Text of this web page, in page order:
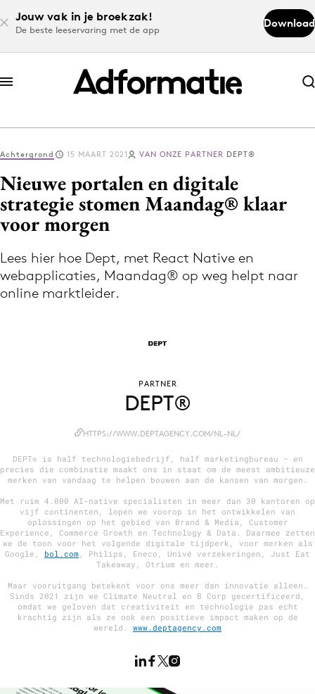
Jouw vak in je broekzak!
De beste leeservaring met de app
Download
Abonneer nu
Abonneer nu
Log in
Volg het laatste nieuws via de Adformatie
Nieuws app
Adverteren
Events
Opleidingen
Vacatures
Academy
Topics
Artificial Intelligence
Carriere
Achtergrond 15 MAART 2021 VAN ONZE PARTNER DEPT®
Nieuwe portalen en digitale
strategie stomen Maandag® klaar
voor morgen
Lees hier hoe Dept, met React Native en
webapplicaties, Maandag® op weg helpt naar
online marktleider.
PARTNER
DEPT®
HTTPS://WWW.DEPTAGENCY.COM/NL-NL/
DEPT® is half technologiebedrijf, half marketingbureau – en
precies die combinatie maakt ons in staat om de meest ambitieuze
merken van vandaag te helpen bouwen aan de kansen van morgen.
Met ruim 4.000 AI-native specialisten in meer dan 30 kantoren op
vijf continenten, lopen we voorop in het ontwikkelen van
oplossingen op het gebied van Brand & Media, Customer
Experience, Commerce Growth en Technology & Data. Daarmee zetten
we de toon voor het volgende digitale tijdperk, voor merken als
Google, bol.com, Philips, Eneco, Univé verzekeringen, Just Eat
Takeaway, Otrium en meer.
Maar vooruitgang betekent voor ons meer dan innovatie alleen.
Sinds 2021 zijn we Climate Neutral en B Corp gecertificeerd,
omdat we geloven dat creativiteit en technologie pas echt
krachtig zijn als ze ook een positieve impact maken op de
wereld. www.deptagency.com